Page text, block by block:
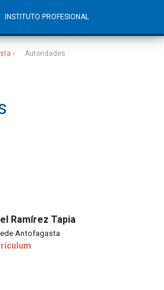
INSTITUTO PROFESIONAL
Autoridades
Ramírez Tapia
Antofagasta